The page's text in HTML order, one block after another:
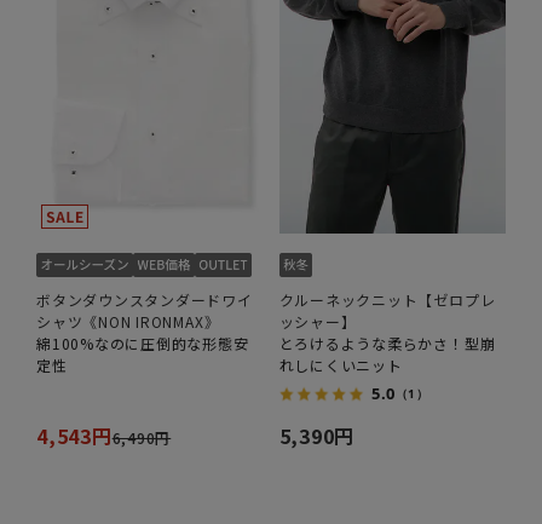
ボタンダウンスタンダードワイ
シャツ《NON IRONMAX》
綿100%なのに圧倒的な形態安
定性
4,543円6,490円
クルーネックニット【ゼロプレ
ッシャー】
とろけるような柔らかさ！型崩
れしにくいニット
5.0 （1）
5,390円